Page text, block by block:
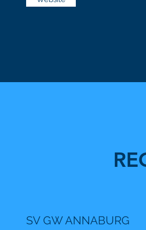
SV GW ANNABURG